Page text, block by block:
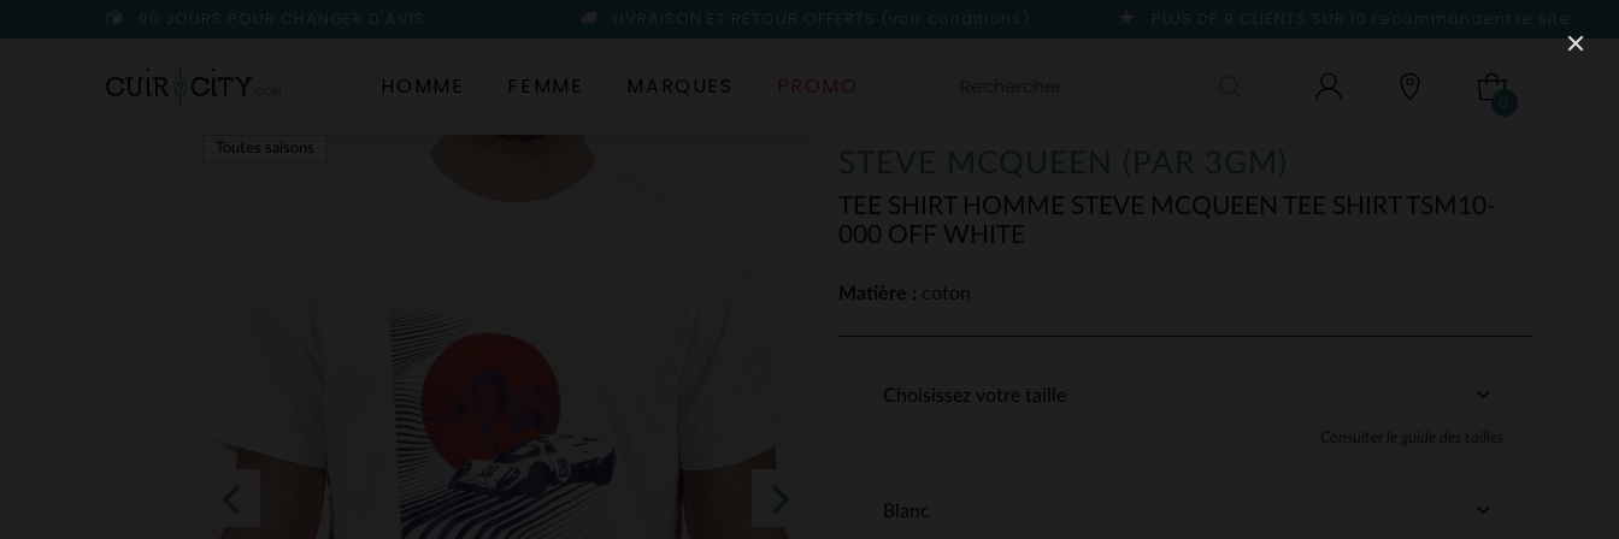
90 JOURS POUR CHANGER D'AVIS LIVRAISON ET RETOUR OFFERTS (voir conditions) PLUS DE 9 CLIENTS SUR 10 recommandent le site
HOMME FEMME MARQUES PROMO
0
STEVE MCQUEEN (PAR 3GM)
TEE SHIRT HOMME STEVE MCQUEEN TEE SHIRT TSM10-
000 OFF WHITE
Toutes saisons
Matière : coton
Consulter le guide des tailles